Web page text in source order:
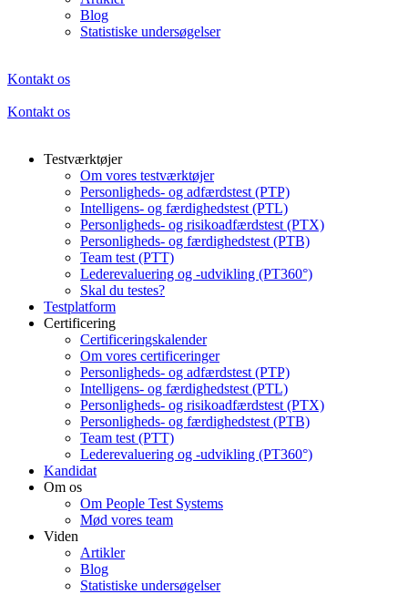
Blog
Statistiske undersøgelser
Kontakt os
Kontakt os
Testværktøjer
Om vores testværktøjer
Personligheds- og adfærdstest (PTP)
Intelligens- og færdighedstest (PTL)
Personligheds- og risikoadfærdstest (PTX)
Personligheds- og færdighedstest (PTB)
Team test (PTT)
Lederevaluering og -udvikling (PT360°)
Skal du testes?
Testplatform
Certificering
Certificeringskalender
Om vores certificeringer
Personligheds- og adfærdstest (PTP)
Intelligens- og færdighedstest (PTL)
Personligheds- og risikoadfærdstest (PTX)
Personligheds- og færdighedstest (PTB)
Team test (PTT)
Lederevaluering og -udvikling (PT360°)
Kandidat
Om os
Om People Test Systems
Mød vores team
Viden
Artikler
Blog
Statistiske undersøgelser